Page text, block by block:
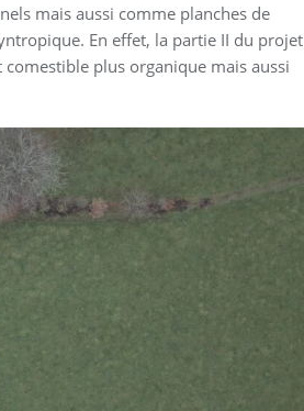
mais aussi comme planches de
En effet, la partie II du projet
plus organique mais aussi